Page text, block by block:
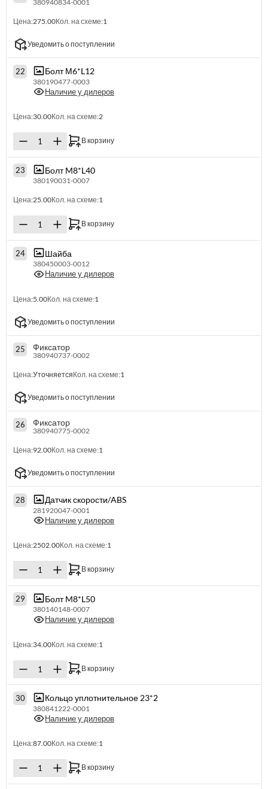
380940834-0001
Цена:275.00Кол. на схеме:1
Уведомить о поступлении
22 Болт М6*L12
380190477-0003
Наличие у дилеров
Цена:30.00Кол. на схеме:2
В корзину
23 Болт M8*L40
380190031-0007
Цена:25.00Кол. на схеме:1
В корзину
24 Шайба
380450003-0012
Наличие у дилеров
Цена:5.00Кол. на схеме:1
Уведомить о поступлении
25 Фиксатор
380940737-0002
Цена:УточняетсяКол. на схеме:1
Уведомить о поступлении
26 Фиксатор
380940775-0002
Цена:92.00Кол. на схеме:1
Уведомить о поступлении
28 Датчик скорости/ABS
281920047-0001
Наличие у дилеров
Цена:2502.00Кол. на схеме:1
В корзину
29 Болт M8*L50
380140148-0007
Наличие у дилеров
Цена:34.00Кол. на схеме:1
В корзину
30 Кольцо уплотнительное 23*2
380841222-0001
Наличие у дилеров
Цена:87.00Кол. на схеме:1
В корзину